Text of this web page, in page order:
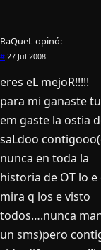
RaQueLopinó:
# 27 Jul 2008
eres eL mejoR!!!!!
para mi ganaste
em gaste la ostia
saLdoo
nunca en toda la
historia de OT lo e
mira q los e visto
todos….nunca
un sms)pero